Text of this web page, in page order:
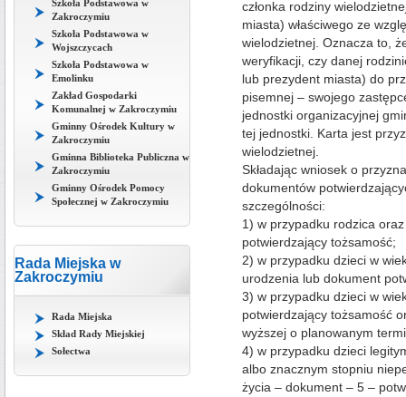
Szkoła Podstawowa w
Zakroczymiu
Szkoła Podstawowa w
Wojszczycach
Szkoła Podstawowa w
Emolinku
Zakład Gospodarki
Komunalnej w Zakroczymiu
Gminny Ośrodek Kultury w
Zakroczymiu
Gminna Biblioteka Publiczna w
Zakroczymiu
Gminny Ośrodek Pomocy
Społecznej w Zakroczymiu
Rada Miejska w
Zakroczymiu
Rada Miejska
Skład Rady Miejskiej
Sołectwa
członka rodziny
miasta) właściwego ze
wielodzietnej. Oznacza to,
weryfikacji, czy danej
lub prezydent miasta) do
pisemnej – swojego
jednostki organizacyjnej
tej jednostki. Karta jest
wielodzietnej.
Składając wniosek o
dokumentów
szczególności:
1) w przypadku rodzica
potwierdzający tożsamość;
2) w przypadku dzieci w
urodzenia lub dokument
3) w przypadku dzieci w
potwierdzający tożsamość
wyższej o planowanym
4) w przypadku dzieci
albo znacznym stopniu
życia – dokument – 5 –